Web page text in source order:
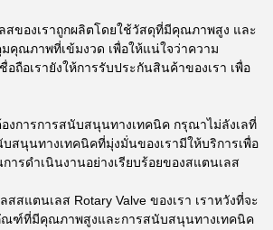
สของเราถูกผลิตโดยใช้วัสดุที่มีคุณภาพสูง และ
คุณภาพที่เข้มงวด เพื่อให้แน่ใจว่าความ
ถือเรายังให้การรับประกันสินค้าของเรา เพื่อ
งการการสนับสนุนทางเทคนิค กรุณาไม่ลังเลที่
สนุนทางเทคนิคที่มุ่งมั่นของเรามีให้บริการเพื่อ
รดําเนินงานอย่างเรียบร้อยของสแตนเลส
สแตนเลส Rotary Valve ของเรา เราหวังที่จะ
ฑ์ที่มีคุณภาพสูงและการสนับสนุนทางเทคนิค